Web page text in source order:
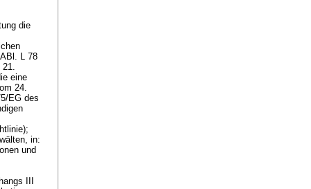
die
L 78
21.
eine
24.
EG des
in:
und
III